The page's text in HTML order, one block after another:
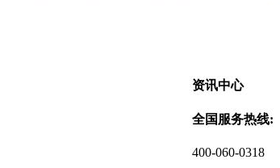
资讯中心
全国服务热线:
400-060-0318